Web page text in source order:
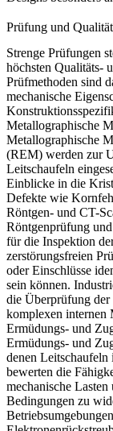
Prüfung und
Strenge Prüfungen
höchsten Qualitäts-
Prüfmethoden sind
mechanische
Metallographische
Metallographische
(REM) werden zur
Leitschaufeln
Einblicke in die
Defekte wie
Röntgen- und CT-
Röntgenprüfung
für die Inspektion
zerstörungsfreien
oder Einschlüsse
sein können.
die Überprüfung
komplexen internen
Ermüdungs- und
Ermüdungs- und
denen Leitschaufeln
bewerten die
mechanische
Bedingungen zu